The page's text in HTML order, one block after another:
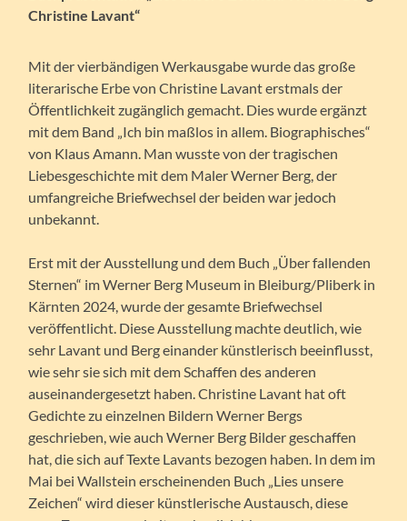
Christine Lavant“
Mit der vierbändigen Werkausgabe wurde das große
literarische Erbe von Christine Lavant erstmals der
Öffentlichkeit zugänglich gemacht. Dies wurde ergänzt
mit dem Band „Ich bin maßlos in allem. Biographisches“
von Klaus Amann. Man wusste von der tragischen
Liebesgeschichte mit dem Maler Werner Berg, der
umfangreiche Briefwechsel der beiden war jedoch
unbekannt.
Erst mit der Ausstellung und dem Buch „Über fallenden
Sternen“ im Werner Berg Museum in Bleiburg/Pliberk in
Kärnten 2024, wurde der gesamte Briefwechsel
veröffentlicht. Diese Ausstellung machte deutlich, wie
sehr Lavant und Berg einander künstlerisch beeinflusst,
wie sehr sie sich mit dem Schaffen des anderen
auseinandergesetzt haben. Christine Lavant hat oft
Gedichte zu einzelnen Bildern Werner Bergs
geschrieben, wie auch Werner Berg Bilder geschaffen
hat, die sich auf Texte Lavants bezogen haben. In dem im
Mai bei Wallstein erscheinenden Buch „Lies unsere
Zeichen“ wird dieser künstlerische Austausch, diese